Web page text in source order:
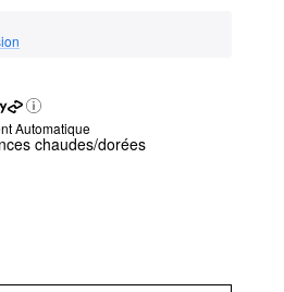
Automatique
chaudes/dorées